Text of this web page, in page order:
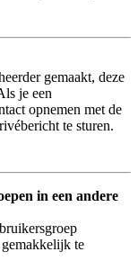
gemaakt, deze
je een
opnemen met de
te sturen.
in een andere
te